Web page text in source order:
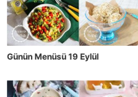
Günün Menüsü 19 Eylül